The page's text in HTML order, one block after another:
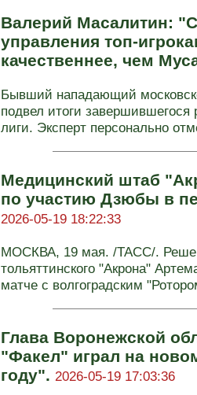
Валерий Масалитин:
управления топ-
качественнее, чем
Бывший нападающий
подвел итоги
лиги. Эксперт персонально
Медицинский штаб
по участию Дзюбы в
2026-05-19 18:22:33
МОСКВА, 19 мая. /ТАСС/.
тольяттинского "Акрона"
матче с волгоградским
Глава Воронежской
"Факел" играл на
году". 2026-05-19 17:03:36